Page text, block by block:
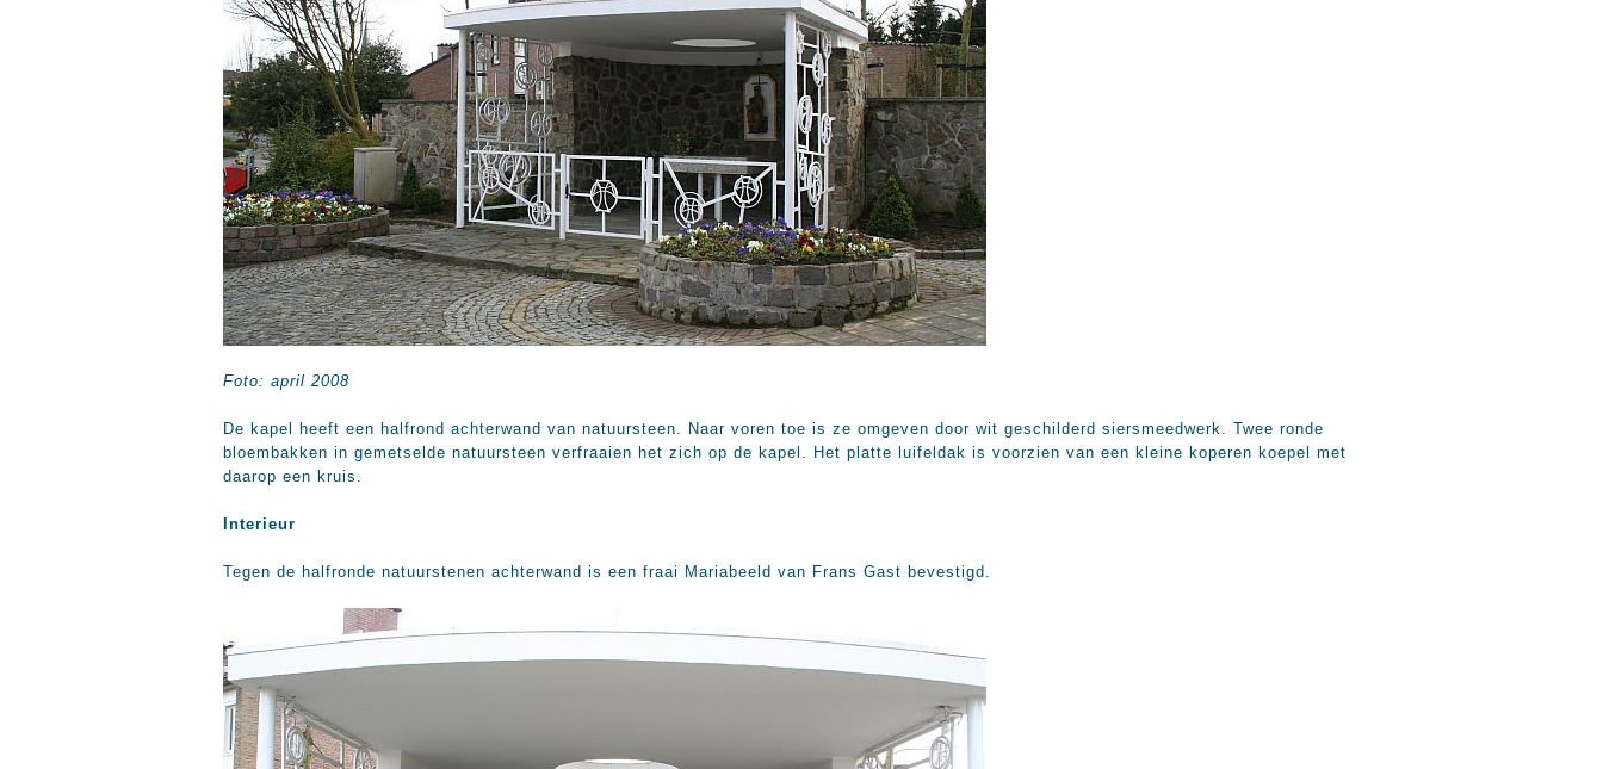
Foto: april 2008
De kapel heeft een halfrond achterwand van natuursteen. Naar voren toe is ze omgeven door wit geschilderd siersmeedwerk. Twee ronde
bloembakken in gemetselde natuursteen verfraaien het zich op de kapel. Het platte luifeldak is voorzien van een kleine koperen koepel met
daarop een kruis.
Interieur
Tegen de halfronde natuurstenen achterwand is een fraai Mariabeeld van Frans Gast bevestigd.